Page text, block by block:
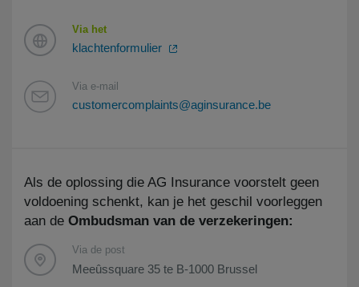
Via het
klachtenformulier
Via e-mail
customercomplaints@aginsurance.be
Als de oplossing die AG Insurance voorstelt geen
voldoening schenkt, kan je het geschil voorleggen
aan de Ombudsman van de verzekeringen:
Via de post
Meeûssquare 35 te B-1000 Brussel